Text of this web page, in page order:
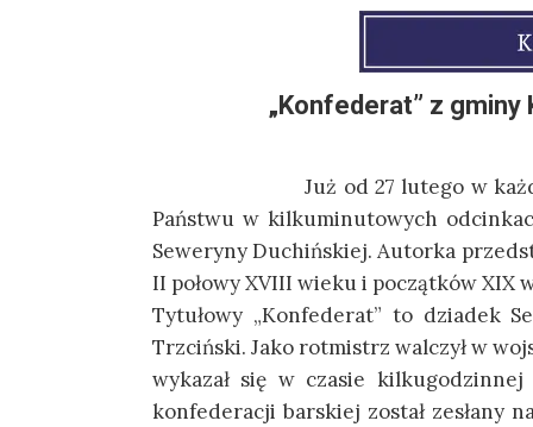
„Konfederat” z
Już od 27 lutego w każdy
Państwu w kilkuminutowych
Seweryny Duchińskiej. Autorka
II połowy XVIII wieku i początków
Tytułowy „Konfederat” to dziadek
Trzciński. Jako rotmistrz walczył w
wykazał się w czasie
konfederacji barskiej został zesłany